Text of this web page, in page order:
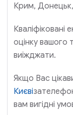
Крим,
оцінку вашого
виїжджати.
Якщо Вас
Києві
вам вигідні